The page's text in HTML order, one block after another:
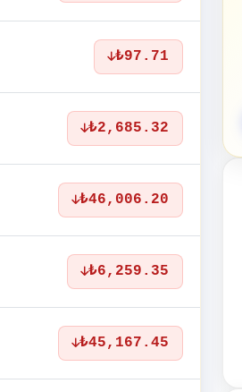
₺97.71
₺2,685.32
₺46,006.20
₺6,259.35
₺45,167.45